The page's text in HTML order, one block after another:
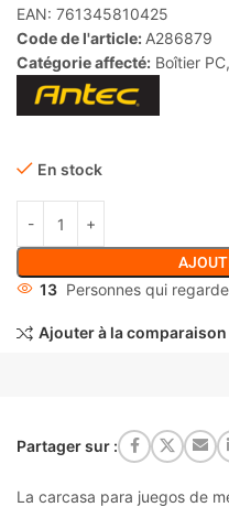
EAN: 761345810425
Code de l'article: A286879
Catégorie affecté: Boîtier PC,
En stock
13 Personnes qui
Ajouter à la comparaison
Partager sur :
La carcasa para juegos de